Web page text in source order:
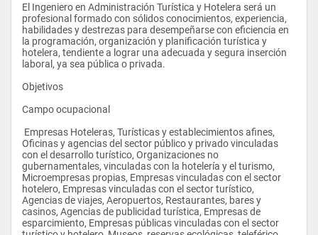
El Ingeniero en Administración Turística y Hotelera será un
profesional formado con sólidos conocimientos, experiencia,
habilidades y destrezas para desempeñarse con eficiencia en
la programación, organización y planificación turística y
hotelera, tendiente a lograr una adecuada y segura inserción
laboral, ya sea pública o privada.
Objetivos
Campo ocupacional
Oficinas y agencias del sector público y privado vinculadas
con el desarrollo turístico, Organizaciones no
gubernamentales, vinculadas con la hotelería y el turismo,
Microempresas propias, Empresas vinculadas con el sector
hotelero, Empresas vinculadas con el sector turístico,
Agencias de viajes, Aeropuertos, Restaurantes, bares y
casinos, Agencias de publicidad turística, Empresas de
esparcimiento, Empresas públicas vinculadas con el sector